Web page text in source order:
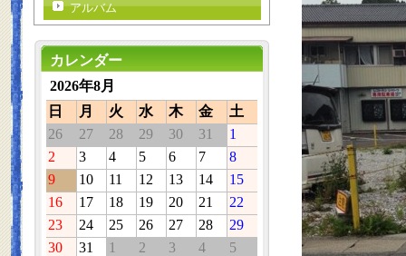
アルバム
カレンダー
2026年8月
日
月 火 水 木 金
土
26
27 28 29 30 31
1
2
3 4 5 6 7
8
9
10 11 12 13 14
15
16
17 18 19 20 21
22
23
24 25 26 27 28
29
30
31 1 2 3 4 5